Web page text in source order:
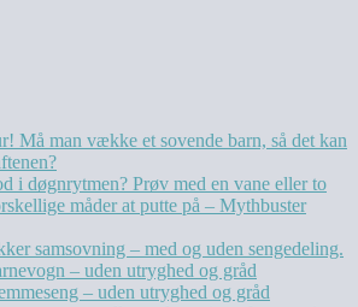
Må man vække et sovende barn, så det kan
i døgnrytmen? Prøv med en vane eller to
måder at putte på – Mythbuster
samsovning – med og uden sengedeling.
– uden utryghed og gråd
– uden utryghed og gråd